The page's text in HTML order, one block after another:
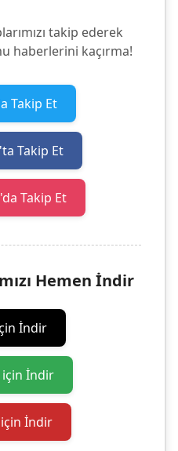
takip ederek
haberlerini kaçırma!
Takip Et
Takip Et
Takip Et
Hemen İndir
İndir
İndir
İndir